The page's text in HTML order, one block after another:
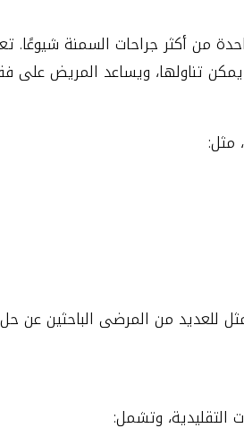
من أكثر جراحات السمنة
تناولها، ويساعد المريض على
مثل:
للعديد من المرضى الباحثين عن
التقليدية، وتشمل: